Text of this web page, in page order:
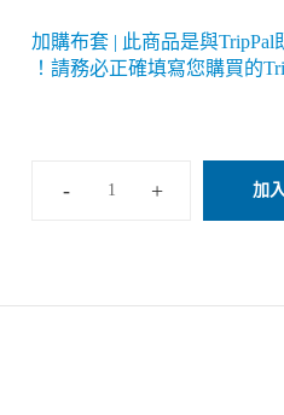
加購布套 | 此商品是與
！請務必正確填寫您購買的
加